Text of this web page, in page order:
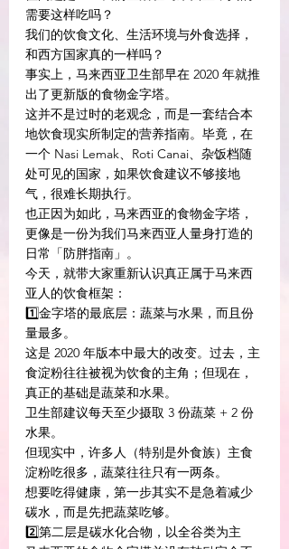
需要这样吃吗？
我们的饮食文化、生活环境与外食选择，
和西方国家真的一样吗？
事实上，马来西亚卫生部早在 2020 年就推
出了更新版的食物金字塔。
这并不是过时的老观念，而是一套结合本
地饮食现实所制定的营养指南。毕竟，在
一个 Nasi Lemak、Roti Canai、杂饭档随
处可见的国家，如果饮食建议不够接地
气，很难长期执行。
也正因为如此，马来西亚的食物金字塔，
更像是一份为我们马来西亚人量身打造的
日常「防胖指南」。
今天，就带大家重新认识真正属于马来西
亚人的饮食框架：
1️⃣金字塔的最底层：蔬菜与水果，而且份
量最多。
这是 2020 年版本中最大的改变。过去，主
食淀粉往往被视为饮食的主角；但现在，
真正的基础是蔬菜和水果。
卫生部建议每天至少摄取 3 份蔬菜 + 2 份
水果。
但现实中，许多人（特别是外食族）主食
淀粉吃很多，蔬菜往往只有一两条。
想要吃得健康，第一步其实不是急着减少
碳水，而是先把蔬菜吃够。
2️⃣第二层是碳水化合物，以全谷类为主